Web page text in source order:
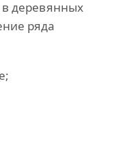
в деревянных
ряда